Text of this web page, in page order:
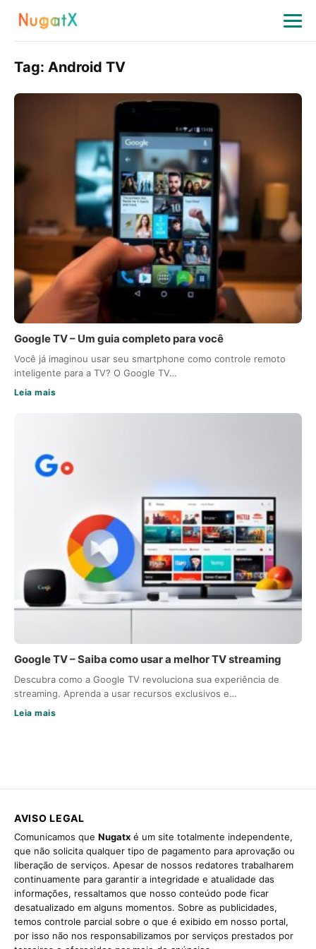
Tag: Android TV
Google TV – Um guia completo para você
Você já imaginou usar seu smartphone como controle remoto
inteligente para a TV? O Google TV…
Leia mais
Google TV – Saiba como usar a melhor TV streaming
Descubra como a Google TV revoluciona sua experiência de
streaming. Aprenda a usar recursos exclusivos e…
Leia mais
AVISO LEGAL
Comunicamos que Nugatx é um site totalmente independente,
que não solicita qualquer tipo de pagamento para aprovação ou
liberação de serviços. Apesar de nossos redatores trabalharem
continuamente para garantir a integridade e atualidade das
informações, ressaltamos que nosso conteúdo pode ficar
desatualizado em alguns momentos. Sobre as publicidades,
temos controle parcial sobre o que é exibido em nosso portal,
por isso não nos responsabilizamos por serviços prestados por